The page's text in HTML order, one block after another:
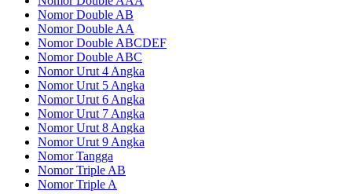
Nomor Double AB
Nomor Double AA
Nomor Double ABCDEF
Nomor Double ABC
Nomor Urut 4 Angka
Nomor Urut 5 Angka
Nomor Urut 6 Angka
Nomor Urut 7 Angka
Nomor Urut 8 Angka
Nomor Urut 9 Angka
Nomor Tangga
Nomor Triple AB
Nomor Triple A